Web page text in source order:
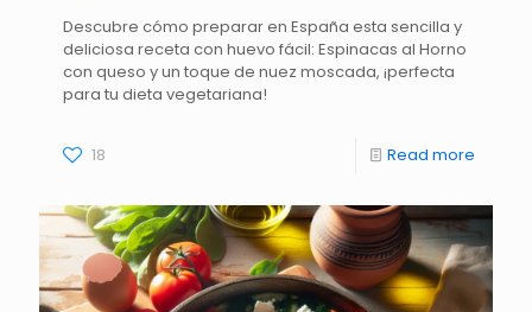
Descubre cómo preparar en España esta sencilla y
deliciosa receta con huevo fácil: Espinacas al Horno
con queso y un toque de nuez moscada, ¡perfecta
para tu dieta vegetariana!
18 Read more